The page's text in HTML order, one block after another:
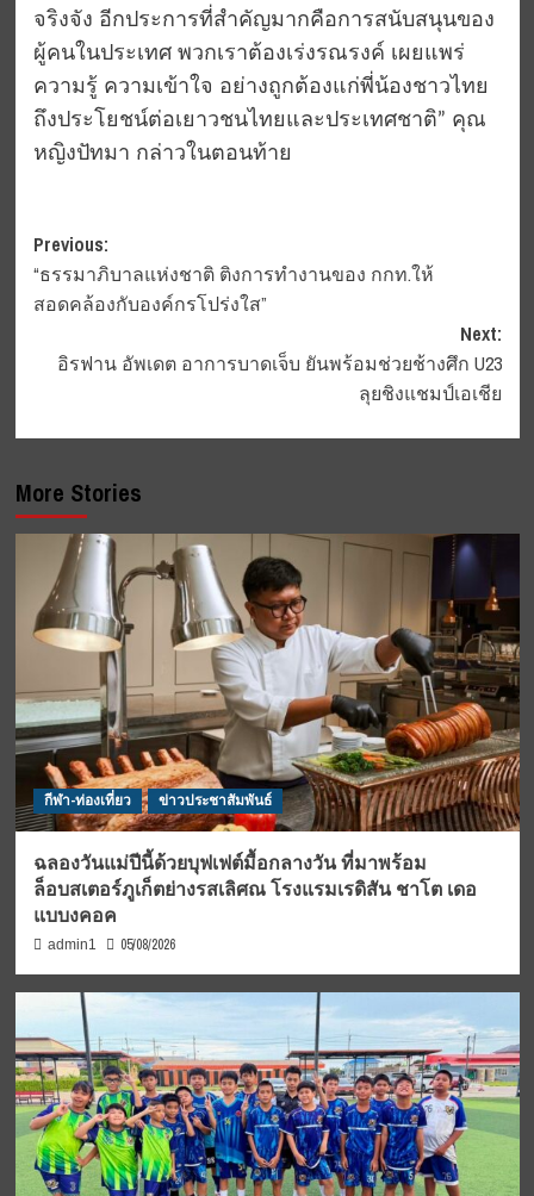
จริงจัง อีกประการที่สำคัญมากคือการสนับสนุนของ
ผู้คนในประเทศ พวกเราต้องเร่งรณรงค์ เผยแพร่
ความรู้ ความเข้าใจ อย่างถูกต้องแก่พี่น้องชาวไทย
ถึงประโยชน์ต่อเยาวชนไทยและประเทศชาติ” คุณ
หญิงปัทมา กล่าวในตอนท้าย
Post
navigation
Previous:
“ธรรมาภิบาลแห่งชาติ ติงการทำงานของ กกท.ให้
สอดคล้องกับองค์กรโปร่งใส”
Next:
อิรฟาน อัพเดต อาการบาดเจ็บ ยันพร้อมช่วยช้างศึก U23
ลุยชิงแชมป์เอเชีย
More Stories
กีฬา-ท่องเที่ยว ข่าวประชาสัมพันธ์
ฉลองวันแม่ปีนี้ด้วยบุฟเฟต์มื้อกลางวัน ที่มาพร้อม
ล็อบสเตอร์ภูเก็ตย่างรสเลิศณ โรงแรมเรดิสัน ชาโต เดอ
แบบงคอค
admin1 05/08/2026